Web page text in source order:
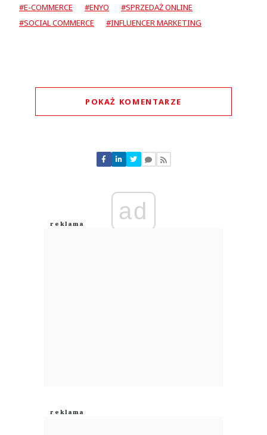
#E-COMMERCE
#ENYO
#SPRZEDAŻ ONLINE
#SOCIAL COMMERCE
#INFLUENCER MARKETING
POKAŻ KOMENTARZE
Nie znaleziono komentarzy
Zostaw swoje komentarze
Anuluj
ad